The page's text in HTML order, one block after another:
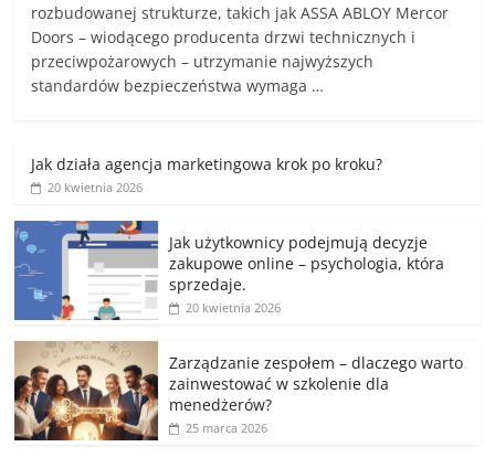
rozbudowanej strukturze, takich jak ASSA ABLOY Mercor
Doors – wiodącego producenta drzwi technicznych i
przeciwpożarowych – utrzymanie najwyższych
standardów bezpieczeństwa wymaga …
Jak działa agencja marketingowa krok po kroku?
20 kwietnia 2026
Jak użytkownicy podejmują decyzje
zakupowe online – psychologia, która
sprzedaje.
20 kwietnia 2026
Zarządzanie zespołem – dlaczego warto
zainwestować w szkolenie dla
menedżerów?
25 marca 2026